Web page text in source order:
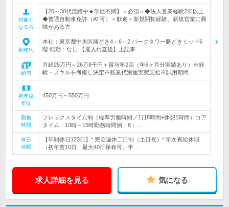
対象と
なる方
【20～30代活躍中★学歴不問】＜必須＞◆法人営業経験2年以上
◆普通自動車免許（AT可）＜歓迎＞新規開拓経験、新規営業に興
味がある方
勤務地
本社：東京都中央区勝どき4－6－2 パークタワー勝どきミッド6
階 転勤：なし 【雇入れ直後】上記事…
給与
月給25万円～26万8千円＋賞与年2回（年6ヶ月分実績あり）※経
験・スキルを考慮し決定※残業代別途実費支給※試用期間…
初年度
年収
450万円～550万円
勤務
時間
フレックスタイム制（標準労働時間／1日8時間+休憩1時間）コア
タイム：10時～15時勤務時間例：8：…
休日
休暇
【年間休日123日】* 完全週休二日制（土日祝）* 年次有給休暇
（初年度10日、最大40日保有可、半…
求人詳細を見る 気になる